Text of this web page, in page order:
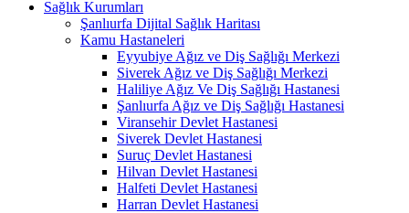
Sağlık Kurumları
Şanlıurfa Dijital Sağlık Haritası
Kamu Hastaneleri
Eyyubiye Ağız ve Diş Sağlığı Merkezi
Siverek Ağız ve Diş Sağlığı Merkezi
Haliliye Ağız Ve Diş Sağlığı Hastanesi
Şanlıurfa Ağız ve Diş Sağlığı Hastanesi
Viransehir Devlet Hastanesi
Siverek Devlet Hastanesi
Suruç Devlet Hastanesi
Hilvan Devlet Hastanesi
Halfeti Devlet Hastanesi
Harran Devlet Hastanesi